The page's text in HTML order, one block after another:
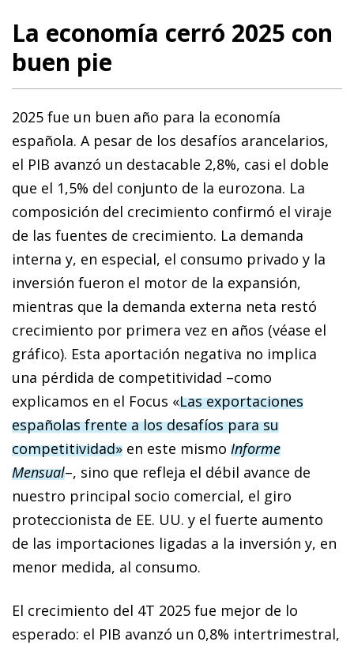
La economía cerró 2025 con
buen pie
2025 fue un buen año para la economía
española. A pesar de los desafíos arancelarios,
el PIB avanzó un destacable 2,8%, casi el doble
que el 1,5% del conjunto de la eurozona. La
composición del crecimiento confirmó el viraje
de las fuentes de crecimiento. La demanda
interna y, en especial, el consumo privado y la
inversión fueron el motor de la expansión,
mientras que la demanda externa neta restó
crecimiento por primera vez en años (véase el
gráfico). Esta aportación negativa no implica
una pérdida de competitividad –como
explicamos en el Focus «Las exportaciones
españolas frente a los desafíos para su
competitividad» en este mismo Informe
Mensual–, sino que refleja el débil avance de
nuestro principal socio comercial, el giro
proteccionista de EE. UU. y el fuerte aumento
de las importaciones ligadas a la inversión y, en
menor medida, al consumo.
El crecimiento del 4T 2025 fue mejor de lo
esperado: el PIB avanzó un 0,8% intertrimestral,